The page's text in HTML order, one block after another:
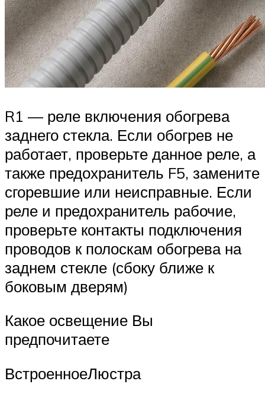
R1 — реле включения обогрева
заднего стекла. Если обогрев не
работает, проверьте данное реле, а
также предохранитель F5, замените
сгоревшие или неисправные. Если
реле и предохранитель рабочие,
проверьте контакты подключения
проводов к полоскам обогрева на
заднем стекле (сбоку ближе к
боковым дверям)
Какое освещение Вы
предпочитаете
ВстроенноеЛюстра